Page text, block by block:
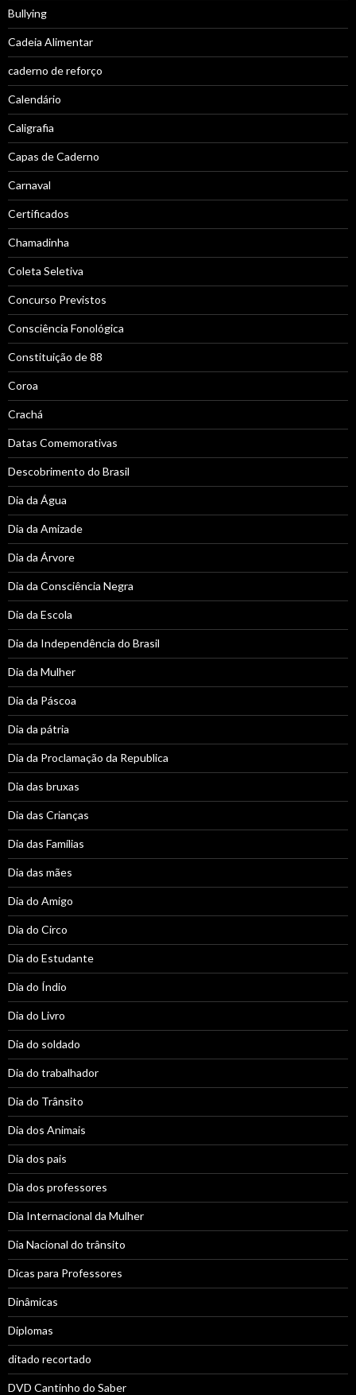
Bullying
Cadeia Alimentar
caderno de reforço
Calendário
Caligrafia
Capas de Caderno
Carnaval
Certificados
Chamadinha
Coleta Seletiva
Concurso Previstos
Consciência Fonológica
Constituição de 88
Coroa
Crachá
Datas Comemorativas
Descobrimento do Brasil
Dia da Água
Dia da Amizade
Dia da Árvore
Dia da Consciência Negra
Dia da Escola
Dia da Independência do Brasil
Dia da Mulher
Dia da Páscoa
Dia da pátria
Dia da Proclamação da Republica
Dia das bruxas
Dia das Crianças
Dia das Famílias
Dia das mães
Dia do Amigo
Dia do Circo
Dia do Estudante
Dia do Índio
Dia do Livro
Dia do soldado
Dia do trabalhador
Dia do Trânsito
Dia dos Animais
Dia dos pais
Dia dos professores
Dia Internacional da Mulher
Dia Nacional do trânsito
Dicas para Professores
Dinâmicas
Diplomas
ditado recortado
DVD Cantinho do Saber